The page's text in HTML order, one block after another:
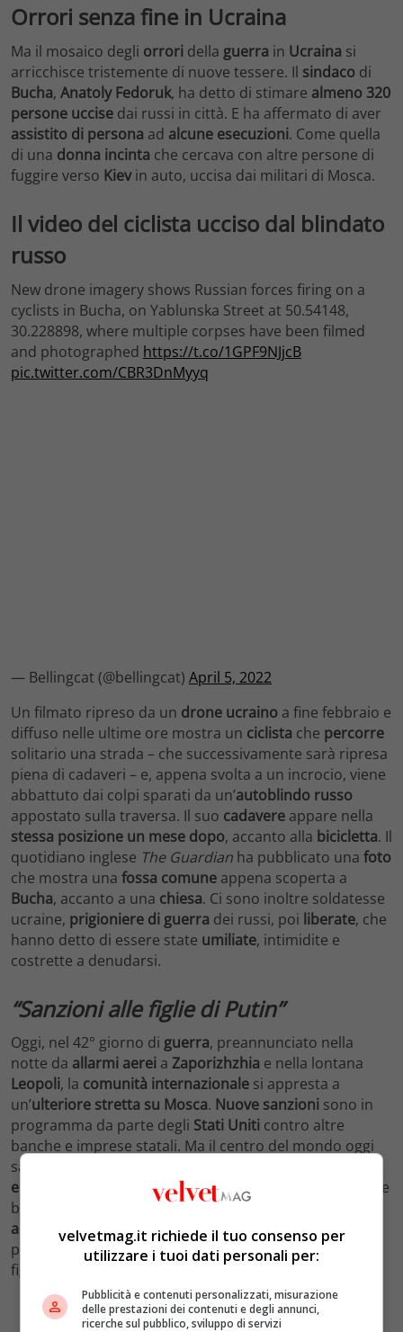
Orrori senza fine in Ucraina
Ma il mosaico degli orrori della guerra in Ucraina si
arricchisce tristemente di nuove tessere. Il sindaco di
Bucha, Anatoly Fedoruk, ha detto di stimare almeno 320
persone uccise dai russi in città. E ha affermato di aver
assistito di persona ad alcune esecuzioni. Come quella
di una donna incinta che cercava con altre persone di
fuggire verso Kievin auto, uccisa dai militari di Mosca.
Il video del ciclista ucciso dal blindato
russo
New drone imagery shows Russian forces firing on a
cyclists in Bucha, on Yablunska Street at 50.54148,
30.228898, where multiple corpses have been filmed
and photographed https://t.co/1GPF9NJjcB
pic.twitter.com/CBR3DnMyyq
— Bellingcat (@bellingcat) April 5, 2022
Un filmato ripreso da un drone ucraino a fine febbraio e
diffuso nelle ultime ore mostra un ciclista che percorre
solitario una strada – che successivamente sarà ripresa
piena di cadaveri – e, appena svolta a un incrocio, viene
abbattuto dai colpi sparati da un’autoblindo russo
appostato sulla traversa. Il suo cadavere appare nella
stessa posizione un mese dopo, accanto alla bicicletta. Il
quotidiano inglese The Guardian ha pubblicato una foto
che mostra una fossa comune appena scoperta a
Bucha, accanto a una chiesa. Ci sono inoltre soldatesse
ucraine, prigioniere di guerra dei russi, poi liberate, che
hanno detto di essere state umiliate, intimidite e
costrette a denudarsi.
“Sanzioni alle figlie di Putin”
Oggi, nel 42° giorno di guerra, preannunciato nella
notte da allarmi aerei a Zaporizhzhia e nella lontana
Leopoli, la comunità internazionale si appresta a
un’ulteriore stretta su Mosca. Nuove sanzioni sono in
programma da parte degli Stati Uniti contro altre
banche e imprese statali. Ma il centro del mondo oggi
sarà a
europea
vareranno unquinto pacchetto di sanzioni
che
bandiranno il
carbone russoe impediranno alle navi di
approdareneiporti europeie aitir dientrare . E
potrebbero colpire – anticipa il Wall Street Journal
figlie di Vladimir Putin.
velvetmag.it richiede il tuo consenso per
utilizzare i tuoi dati personali per:
Pubblicità e contenuti personalizzati, misurazione
delle prestazioni dei contenuti e degli annunci,
ricerche sul pubblico, sviluppo di servizi